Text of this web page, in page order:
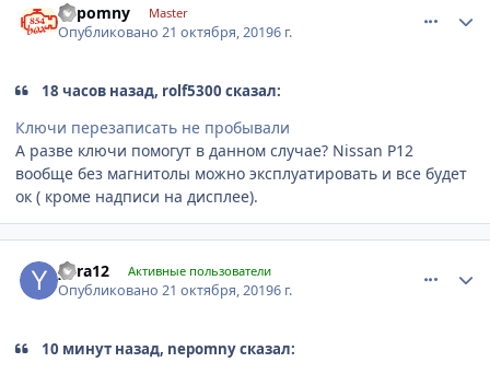
nepomny Master
Опубликовано21 октября, 20196 г.
18 часов назад, rolf5300 сказал:
Ключи перезаписать не пробывали
А разве ключи помогут в данном случае? Nissan P12
вообще без магнитолы можно эксплуатировать и все будет
ок ( кроме надписи на дисплее).
yura12 Активные пользователи
Опубликовано21 октября, 20196 г.
10 минут назад, nepomny сказал: